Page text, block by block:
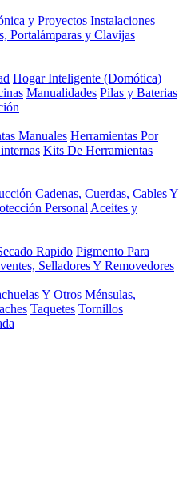
y Proyectos Instalaciones
Portalámparas y Clavijas
Hogar Inteligente (Domótica)
Manualidades Pilas y Baterias
Manuales Herramientas Por
Kits De Herramientas
Cadenas, Cuerdas, Cables Y
Personal Aceites y
Rapido Pigmento Para
Selladores Y Removedores
Y Otros Ménsulas,
Taquetes Tornillos